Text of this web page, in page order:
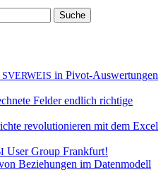
SVERWEIS in Pivot-Auswertungen
Felder endlich richtige
revolutionieren mit dem Excel
User Group Frankfurt!
Beziehungen im Datenmodell